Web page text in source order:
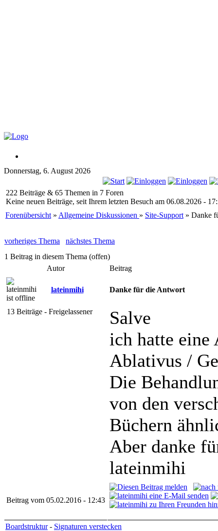
Donnerstag, 6. August 2026
222 Beiträge & 65 Themen in 7 Foren
Keine neuen Beiträge, seit Ihrem letzten Besuch am 06.08.2026 -
Forenübersicht» Allgemeine Diskussionen » Site-Support» Danke
vorheriges Thema
nächstes Thema
1 Beitrag in diesem Thema (offen)
Autor
Beitrag
lateinmihi Danke für die Antwort
13 Beiträge - Freigelassener
Salve
ich hatte eine
Ablativus /
Die
von den
Büchern
Aber danke
lateinmihi
Beitrag vom 05.02.2016 - 12:43
Boardstruktur- Signaturen verstecken